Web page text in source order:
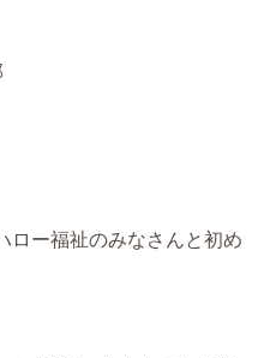
ロー福祉のみなさんと初め